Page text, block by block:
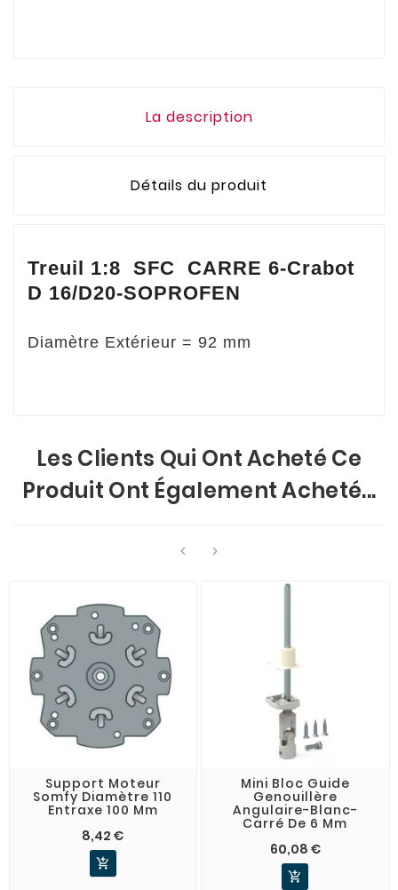
La description
Détails du produit
Treuil 1:8 SFC CARRE 6-Crabot
D 16/D20-SOPROFEN
Diamètre Extérieur = 92 mm
Les Clients Qui Ont Acheté Ce
Produit Ont Également Acheté...
 
Support Moteur
Somfy Diamètre 110
Entraxe 100 Mm
8,42 €

Mini Bloc Guide
Genouillère
Angulaire-Blanc-
Carré De 6 Mm
60,08 €
